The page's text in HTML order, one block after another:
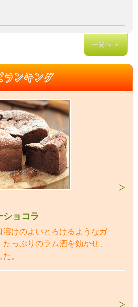
一覧へ ＞
ョコラ
溶けのよいとろけるようなガ
たっぷりのラム酒を効かせ、
。